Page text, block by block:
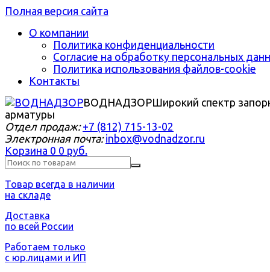
Полная версия сайта
О компании
Политика конфиденциальности
Согласие на обработку персональных
Политика использования файлов-cookie
Контакты
ВОДНАДЗОРШирокий спектр
арматуры
Отдел продаж: +7 (812) 715-13-02
Электронная почта: inbox@vodnadzor.ru
Корзина 0 0 руб.
Товар всегда в наличии
на складе
Доставка
по всей России
Работаем только
с юр.лицами и ИП